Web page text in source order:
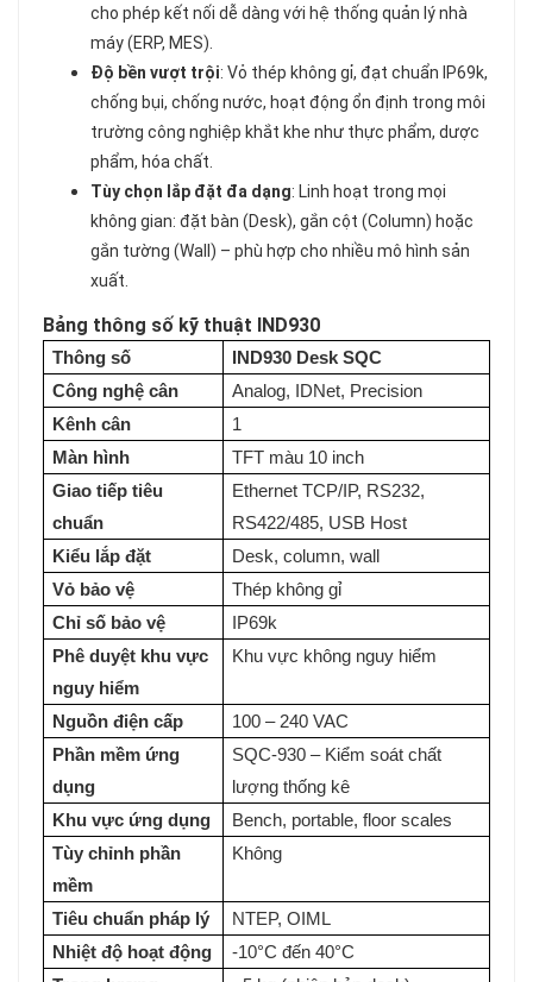
cho phép kết nối dễ dàng với hệ thống quản lý nhà
máy (ERP, MES).
Độ bền vượt trội: Vỏ thép không gỉ, đạt chuẩn IP69k,
chống bụi, chống nước, hoạt động ổn định trong môi
trường công nghiệp khắt khe như thực phẩm, dược
phẩm, hóa chất.
Tùy chọn lắp đặt đa dạng: Linh hoạt trong mọi
không gian: đặt bàn (Desk), gắn cột (Column) hoặc
gắn tường (Wall) – phù hợp cho nhiều mô hình sản
xuất.
Bảng thông số kỹ thuật IND930
Thông số
IND930 Desk SQC
Công nghệ cân
Analog, IDNet, Precision
Kênh cân
1
Màn hình
TFT màu 10 inch
Giao tiếp tiêu
chuẩn
Ethernet TCP/IP, RS232,
RS422/485, USB Host
Kiểu lắp đặt
Desk, column, wall
Vỏ bảo vệ
Thép không gỉ
Chỉ số bảo vệ
IP69k
Phê duyệt khu vực
nguy hiểm
Khu vực không nguy hiểm
Nguồn điện cấp
100 – 240 VAC
Phần mềm ứng
dụng
SQC-930 – Kiểm soát chất
lượng thống kê
Khu vực ứng dụng
Bench, portable, floor scales
Tùy chỉnh phần
mềm
Không
Tiêu chuẩn pháp lý
NTEP, OIML
Nhiệt độ hoạt động
-10°C đến 40°C